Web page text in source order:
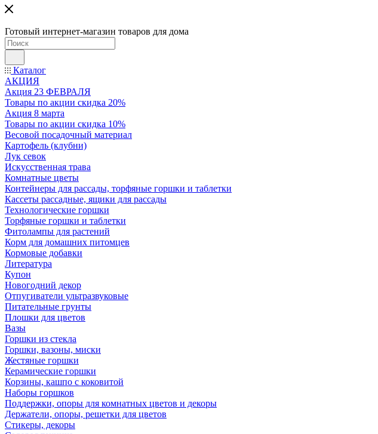
Готовый интернет-магазин товаров для дома
Каталог
АКЦИЯ
Акция 23 ФЕВРАЛЯ
Товары по акции скидка 20%
Акция 8 марта
Товары по акции скидка 10%
Весовой посадочный материал
Картофель (клубни)
Лук севок
Искусственная трава
Комнатные цветы
Контейнеры для рассады, торфяные горшки и таблетки
Кассеты рассадные, ящики для рассады
Технологические горшки
Торфяные горшки и таблетки
Фитолампы для растений
Корм для домашних питомцев
Кормовые добавки
Литература
Купон
Новогодний декор
Отпугиватели ультразвуковые
Питательные грунты
Плошки для цветов
Вазы
Горшки из стекла
Горшки, вазоны, миски
Жестяные горшки
Керамические горшки
Корзины, кашпо с коковитой
Наборы горшков
Поддержки, опоры для комнатных цветов и декоры
Держатели, опоры, решетки для цветов
Стикеры, декоры